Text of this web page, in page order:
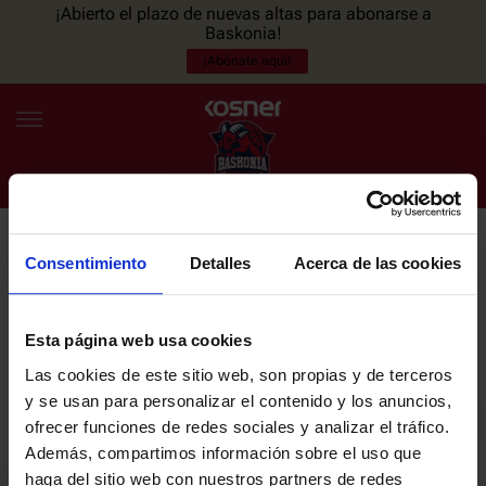
Consentimiento Detalles Acerca de las cookies
Esta página web usa cookies
Las cookies de este sitio web, son propias y de terceros
y se usan para personalizar el contenido y los anuncios,
ofrecer funciones de redes sociales y analizar el tráfico.
Además, compartimos información sobre el uso que
haga del sitio web con nuestros partners de redes
¡Abierto el plazo de nuevas altas para abonarse a
Baskonia!
¡Abónate aquí!
ES EU
NOTICIAS
PLANTILLA
ENTRADAS
NEWSLETTER
últimas noticias y promociones del club.
Email
He leído y acepto laPolítica de privacidaddel SASKI BASKONIA